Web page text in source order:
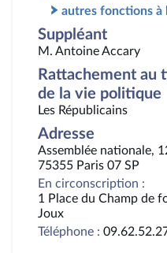
autres fonctions à
Suppléant
M. Antoine Accary
Rattachement au
de la vie politique
Les Républicains
Adresse
Assemblée nationale,
75355 Paris 07 SP
En circonscription :
1 Place du Champ de
Joux
Téléphone :